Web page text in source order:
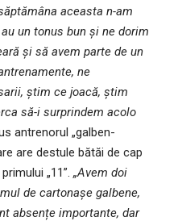
aceasta n-am
un tonus bun și ne dorim
și să avem parte de un
ne
știm ce joacă, știm
să-i surprindem acolo
antrenorul „galben-
are destule bătăi de cap
„11”. „Avem doi
de cartonașe galbene,
absențe importante, dar